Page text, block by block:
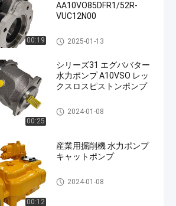
00:19
AA10VO85DFR1/52R-
VUC12N00
掘削機の水力ポンプ
2025-01-13
00:25
シリーズ31 エグババター
水力ポンプ A10VSO レッ
クスロスピストンポンプ
掘削機の水力ポンプ
2024-01-08
00:12
産業用掘削機 水力ポンプ
キャットポンプ
掘削機の水力ポンプ
2024-01-08